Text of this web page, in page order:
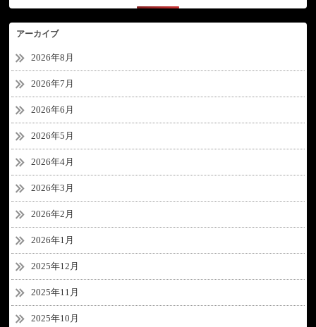
アーカイブ
2026年8月
2026年7月
2026年6月
2026年5月
2026年4月
2026年3月
2026年2月
2026年1月
2025年12月
2025年11月
2025年10月